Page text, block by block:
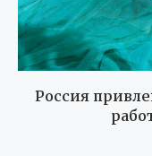
Россия